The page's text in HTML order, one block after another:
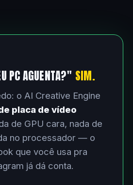
PC AGUENTA?" SIM.
o AI Creative Engine
placa de vídeo
de GPU cara, nada de
no processador — o
que você usa pra
já dá conta.